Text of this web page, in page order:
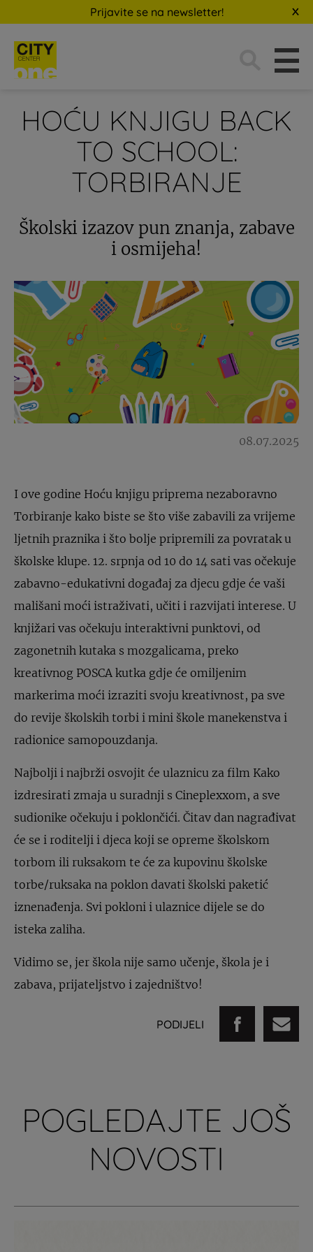
Prijavite se na newsletter!
HOĆU KNJIGU BACK
TO SCHOOL:
TORBIRANJE
Školski izazov pun znanja, zabave
i osmijeha!
08.07.2025
I ove godine Hoću knjigu priprema nezaboravno
Torbiranje kako biste se što više zabavili za vrijeme
ljetnih praznika i što bolje pripremili za povratak u
školske klupe. 12. srpnja od 10 do 14 sati vas očekuje
zabavno-edukativni događaj za djecu gdje će vaši
mališani moći istraživati, učiti i razvijati interese. U
knjižari vas očekuju interaktivni punktovi, od
zagonetnih kutaka s mozgalicama, preko
kreativnog POSCA kutka gdje će omiljenim
markerima moći izraziti svoju kreativnost, pa sve
do revije školskih torbi i mini škole manekenstva i
radionice samopouzdanja.
Najbolji i najbrži osvojit će ulaznicu za film Kako
izdresirati zmaja u suradnji s Cineplexxom, a sve
sudionike očekuju i poklončići. Čitav dan nagrađivat
će se i roditelji i djeca koji se opreme školskom
torbom ili ruksakom te će za kupovinu školske
torbe/ruksaka na poklon davati školski paketić
iznenađenja. Svi pokloni i ulaznice dijele se do
isteka zaliha.
Vidimo se, jer škola nije samo učenje, škola je i
zabava, prijateljstvo i zajedništvo!
PODIJELI
POGLEDAJTE JOŠ
NOVOSTI